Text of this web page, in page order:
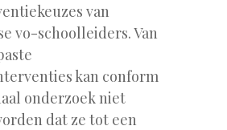
van
vo-schoolleiders. Van
kan conform
onderzoek niet
dat ze tot een